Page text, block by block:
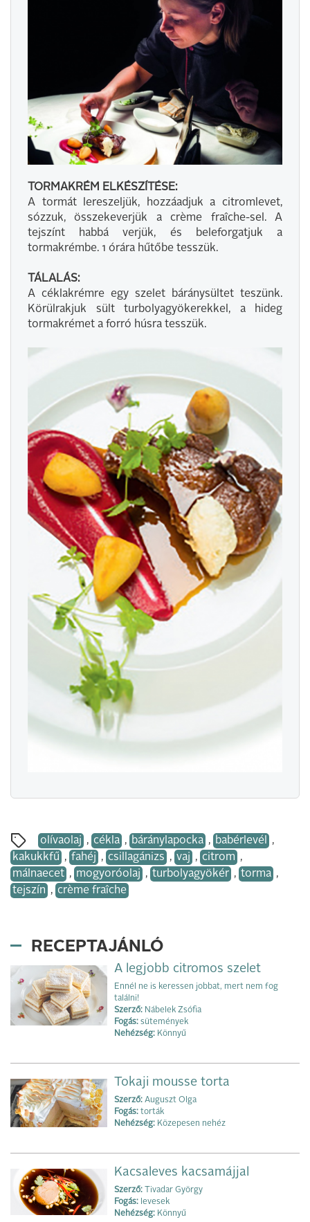
TORMAKRÉM ELKÉSZÍTÉSE:
A tormát lereszeljük, hozzáadjuk a citromlevet,
sózzuk, összekeverjük a crème fraîche-sel. A
tejszínt habbá verjük, és beleforgatjuk a
tormakrémbe. 1 órára hűtőbe tesszük.
TÁLALÁS:
A céklakrémre egy szelet báránysültet teszünk.
Körülrakjuk sült turbolyagyökerekkel, a hideg
tormakrémet a forró húsra tesszük.
olívaolaj , cékla , báránylapocka , babérlevél
,
kakukkfű , fahéj , csillagánizs , vaj , citrom ,
málnaecet , mogyoróolaj , turbolyagyökér , torma ,
tejszín , crème fraîche
RECEPTAJÁNLÓ
A legjobb citromos szelet
Ennél ne is keressen jobbat, mert nem fog
találni!
Szerző: Nábelek Zsófia
Fogás: sütemények
Nehézség: Könnyű
Tokaji mousse torta
Szerző: Auguszt Olga
Fogás: torták
Nehézség: Közepesen nehéz
Kacsaleves kacsamájjal
Szerző: Tivadar György
Fogás: levesek
Nehézség: Könnyű